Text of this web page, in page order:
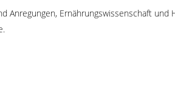
Anregungen, Ernährungswissenschaft und